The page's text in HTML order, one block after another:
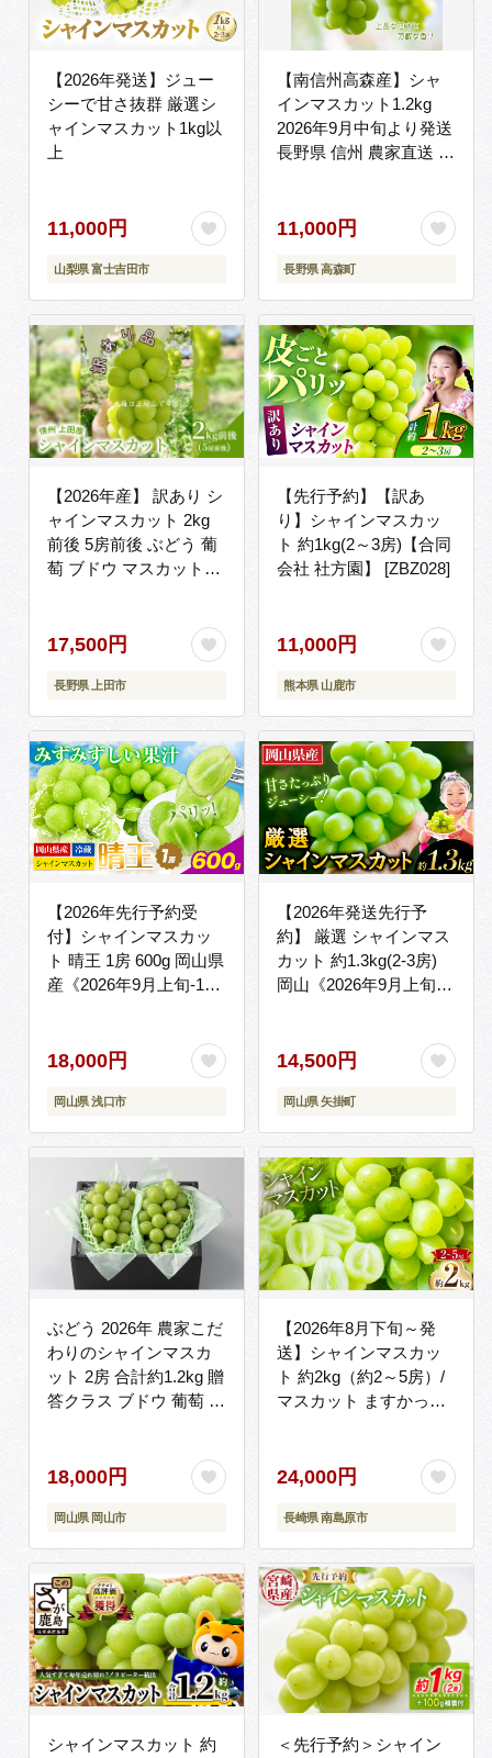
【2026年発送】ジュー
シーで甘さ抜群 厳選シ
ャインマスカット1kg以
上
11,000円
山梨県 富士吉田市
【南信州高森産】シャ
インマスカット1.2kg
2026年9月中旬より発送
長野県 信州 農家直送 果
どう狩り組合
11,000円
長野県 高森町
【2026年産】 訳あり シ
ャインマスカット 2kg
前後 5房前後 ぶどう 葡
萄 ブドウ マスカット
旬のフルーツ 訳アリ 長
17,500円
長野県 上田市
【先行予約】【訳あ
り】シャインマスカッ
ト 約1kg(2～3房)【合同
会社 社方園】 [ZBZ028]
11,000円
熊本県 山鹿市
【2026年先行予約受
付】シャインマスカッ
ト 晴王 1房 600g 岡山県
産《2026年9月上旬-10
り】（北海道・沖縄・
-124_c1941_9a10m_25_18000_600g-
--|シャインマスカット
シャインマスカットシ
ャインマスカット
18,000円
岡山県 浅口市
【2026年発送先行予
約】 厳選 シャインマス
カット 約1.3kg(2-3房)
岡山《2026年9月上旬～
14,500円
岡山県 矢掛町
ぶどう 2026年 農家こだ
わりのシャインマスカ
ット 2房 合計約1.2kg 贈
答クラス ブドウ 葡萄 岡
農家 直送 】
18,000円
岡山県 岡山市
【2026年8月下旬～発
送】シャインマスカッ
ト 約2kg（約2～5房）/
マスカット ますかっと
長崎県農産品流通合同
24,000円
長崎県 南島原市
シャインマスカット 約
＜先行予約＞シャイン